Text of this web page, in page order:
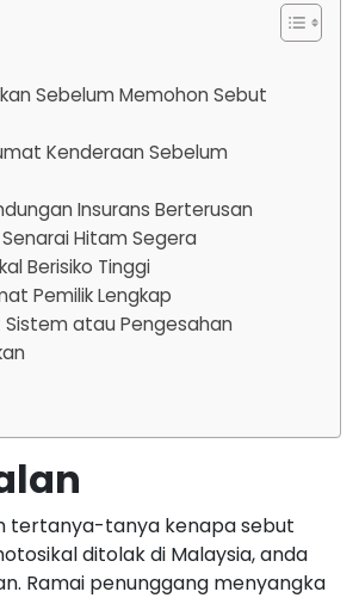
Sebelum Memohon Sebut
Kenderaan Sebelum
Insurans Berterusan
Hitam Segera
Berisiko Tinggi
Pemilik Lengkap
Sistem atau Pengesahan
tertanya-tanya kenapa sebut
ditolak di Malaysia, anda
Ramai penunggang menyangka